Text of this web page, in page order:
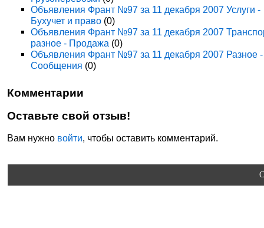
Объявления Франт №97 за 11 декабря 2007 Услуги -
Бухучет и право (0)
Объявления Франт №97 за 11 декабря 2007
разное - Продажа (0)
Объявления Франт №97 за 11 декабря 2007 Разное -
Сообщения (0)
Комментарии
Оставьте свой отзыв!
Вам нужно войти, чтобы оставить комментарий.